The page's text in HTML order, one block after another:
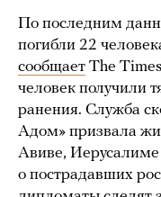
По последним
погибли 22
сообщает The
человек получили
ранения. Служба
Адом» призвала
Авиве,
о пострадавших